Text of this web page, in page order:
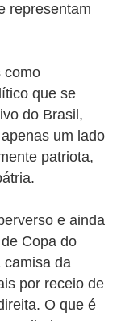
representam
como
que se
do Brasil,
um lado
patriota,
e ainda
Copa do
camisa da
por receio de
O que é